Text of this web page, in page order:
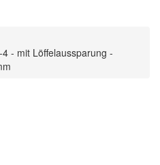
- mit Löffelaussparung -